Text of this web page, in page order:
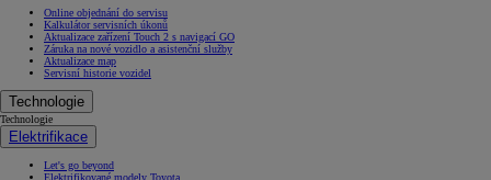
Online objednání do servisu
Kalkulátor servisních úkonů
Aktualizace zařízení Touch 2 s navigací GO
Záruka na nové vozidlo a asistenční služby
Aktualizace map
Servisní historie vozidel
Technologie
Technologie
Elektrifikace
Let's go beyond
Elektrifikované modely Toyota